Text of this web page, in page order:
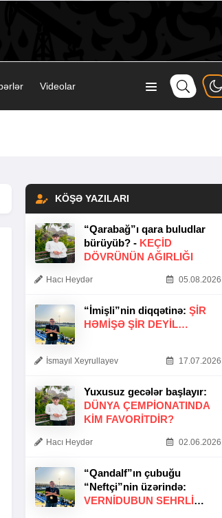
Videolar
KÖŞƏ YAZILARI
“Qarabağ”ı qara buludlar
bürüyüb? - KEÇID
DÖVRÜNÜN AĞIRLIĞI
Hacı Heydər 05.08.2026
“İmişli”nin diqqətinə: ŞIR
HƏMIŞƏ ŞIR DEYIL…
İsmayıl Xeyrullayev 17.07.2026
Yuxusuz gecələr başlayır:
DÜNYA ÇEMPIONATINDA
KIM FAVORITDIR?
Hacı Heydər 02.06.2026
“Qandalf”ın çubuğu
“Neftçi”nin üzərində:
VERNİDUBUN SEHRLİ